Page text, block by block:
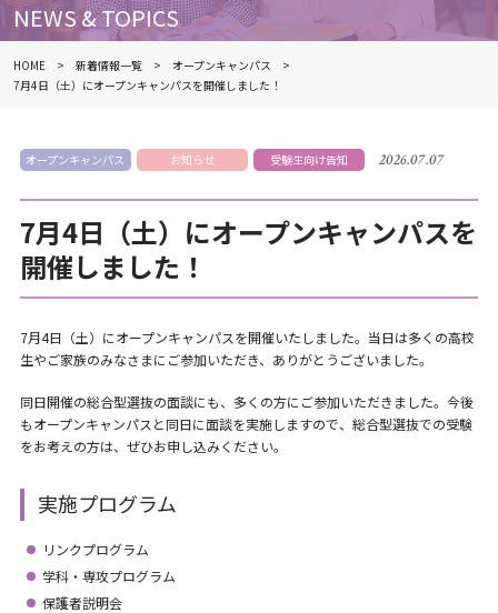
NEWS & TOPICS
HOME 新着情報一覧
オープンキャンパス
7月4日（土）にオープンキャンパスを開催しました！
オープンキャンパス お知らせ 受験生向け告知 2026.07.07
7月4日（土）にオープンキャンパスを
開催しました！
7月4日（土）にオープンキャンパスを開催いたしました。当日は多くの高校
生やご家族のみなさまにご参加いただき、ありがとうございました。
同日開催の総合型選抜の面談にも、多くの方にご参加いただきました。今後
もオープンキャンパスと同日に面談を実施しますので、総合型選抜での受験
をお考えの方は、ぜひお申し込みください。
実施プログラム
リンクプログラム
学科・専攻プログラム
保護者説明会